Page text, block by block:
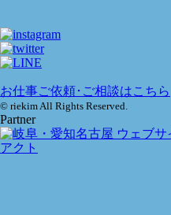
お仕事ご依頼･ご相談はこちら
© riekim All Rights Reserved.
Partner